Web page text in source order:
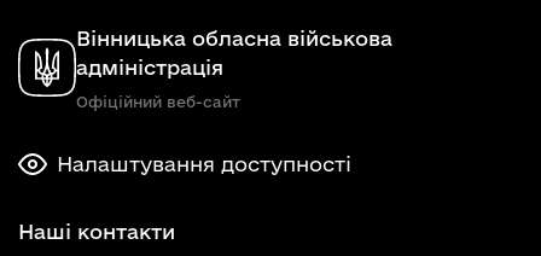
Вінницька обласна військова
адміністрація
Офіційний веб-сайт
Налаштування доступності
Наші контакти